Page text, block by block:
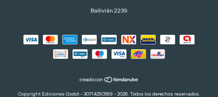
Ballivián 2239
Copyright Ediciones Godot - 30714290599 - 2026. Todos los derechos reservados.